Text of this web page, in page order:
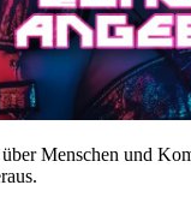
Menschen und